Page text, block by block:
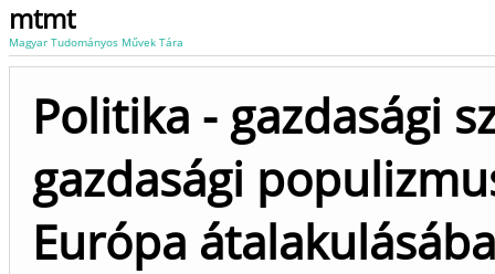
mtmt
Magyar Tudományos Művek Tára
Politika - gazdasági
gazdasági
Európa